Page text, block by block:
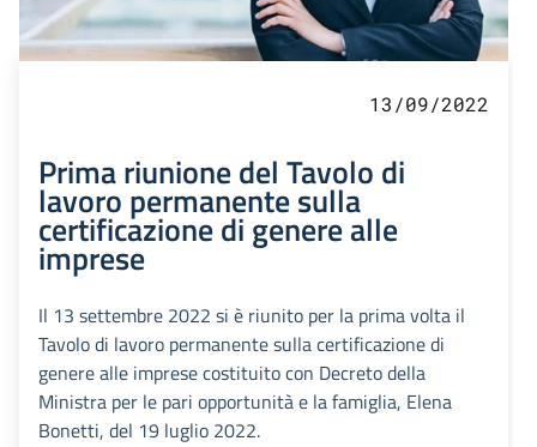
13/09/2022
Prima riunione del Tavolo di
lavoro permanente sulla
certificazione di genere alle
imprese
Il 13 settembre 2022 si è riunito per la prima volta il
Tavolo di lavoro permanente sulla certificazione di
genere alle imprese costituito con Decreto della
Ministra per le pari opportunità e la famiglia, Elena
Bonetti, del 19 luglio 2022.